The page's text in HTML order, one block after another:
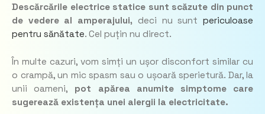
Descărcările electrice statice sunt scăzute din punct
de vedere al amperajului, deci nu suntpericuloase
pentru sănătate. Cel puțin nu direct.
În multe cazuri, vom simți un ușor disconfort similar cu
o crampă, un mic spasm sau o ușoară sperietură. Dar, la
unii oameni, pot apărea anumite simptome care
sugerează existența unei alergii la electricitate.